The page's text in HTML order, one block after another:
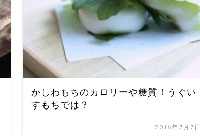
かしわもちのカロリーや糖質！うぐい
すもちでは？
2016年7月7日